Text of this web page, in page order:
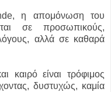
η απομόνωση του
σε προσωπικούς,
αλλά σε καθαρά
καιρό είναι τρόφιμος
δυστυχώς, καμία